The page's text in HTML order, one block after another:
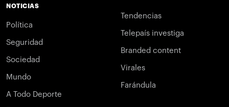
NOTICIAS
Política
Seguridad
Sociedad
Mundo
A Todo Deporte
Tendencias
Telepaís investiga
Branded content
Virales
Farándula